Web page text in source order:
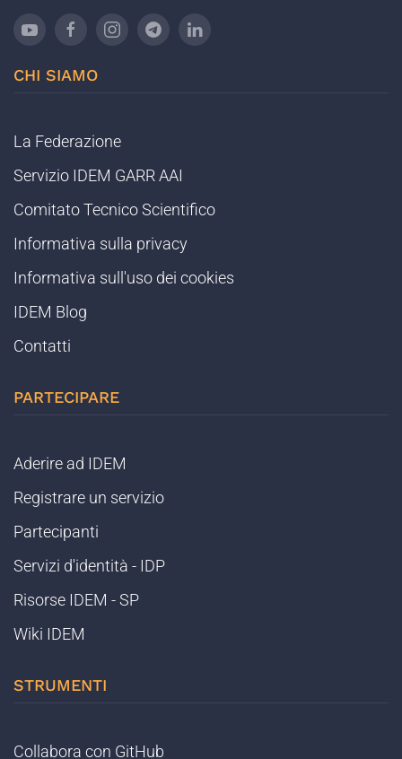
CHI SIAMO
La Federazione
Servizio IDEM GARR AAI
Comitato Tecnico Scientifico
Informativa sulla privacy
Informativa sull'uso dei cookies
IDEM Blog
Contatti
PARTECIPARE
Aderire ad IDEM
Registrare un servizio
Partecipanti
Servizi d'identità - IDP
Risorse IDEM - SP
Wiki IDEM
STRUMENTI
Collabora con GitHub